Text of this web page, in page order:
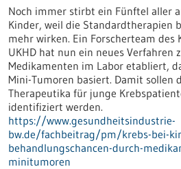
Noch immer stirbt ein Fünftel aller
Kinder, weil die Standardtherapien
mehr wirken. Ein Forscherteam des
UKHD hat nun ein neues Verfahren
Medikamenten im Labor etabliert,
Mini-Tumoren basiert. Damit sollen
Therapeutika für junge
identifiziert werden.
https://www.gesundheitsindustrie-
bw.de/fachbeitrag/pm/krebs-bei-
behandlungschancen-durch-
minitumoren